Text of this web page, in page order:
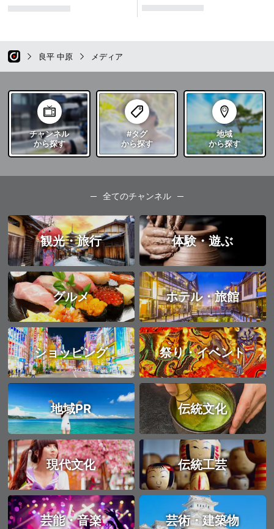
良平 中原 メディア
チャンネル
から探す
#タグ
から探す
地域
から探す
全てのチャンネル
観光・旅行 体験・遊ぶ
グルメ ホテル・旅館
ショッピング 祭り・イベント
地域PR 伝統文化
現代文化 伝統工芸
芸能・音楽 芸術・建築物